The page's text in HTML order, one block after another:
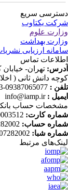
سریع
یکتاوب
علوم
بهداشت
ارزیابی نشریات
تماس
تهران- خیابان
دانش ثانی ( اخلاق) -
:
09387065077-09966216103
:
info@iamp.ir
حساب بانکی
کارت:
حساب:
شبا:
مرتبط